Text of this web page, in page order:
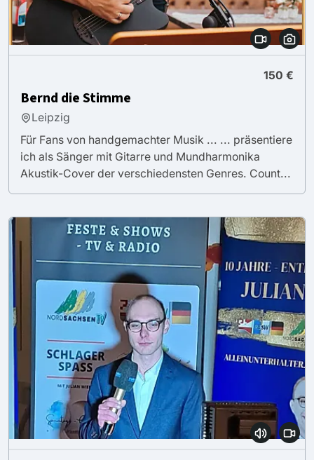
150 €
Bernd die Stimme
Leipzig
Für Fans von handgemachter Musik ... ... präsentiere
ich als Sänger mit Gitarre und Mundharmonika
Akustik-Cover der verschiedensten Genres. Count...